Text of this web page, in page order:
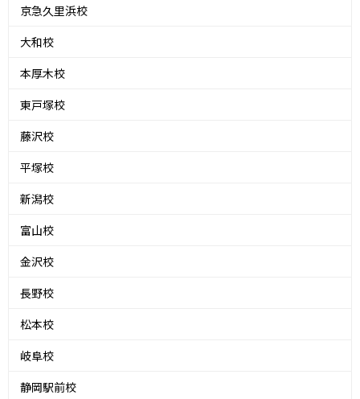
京急久里浜校
大和校
本厚木校
東戸塚校
藤沢校
平塚校
新潟校
富山校
金沢校
長野校
松本校
岐阜校
静岡駅前校